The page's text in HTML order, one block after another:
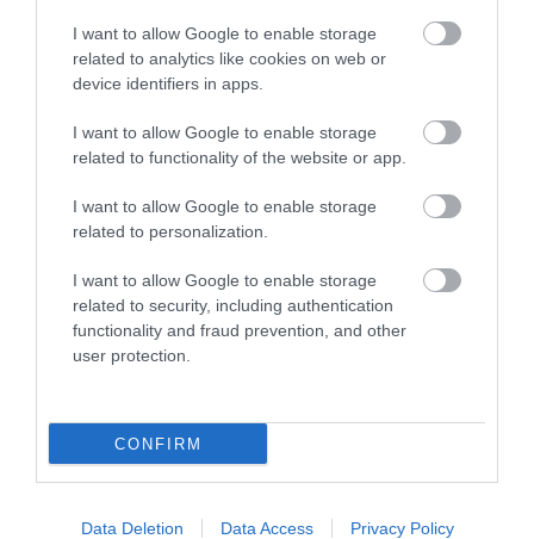
I want to allow Google to enable storage
related to analytics like cookies on web or
device identifiers in apps.
I want to allow Google to enable storage
related to functionality of the website or app.
I want to allow Google to enable storage
related to personalization.
I want to allow Google to enable storage
related to security, including authentication
functionality and fraud prevention, and other
user protection.
CONFIRM
Data Deletion Data Access Privacy Policy
HŐKUPOLA MAGYARORSZÁG
FELETT: MI EZ A LÁTHATATLAN
FEDŐ, ÉS MI TÖRTÉNIK
NEM CSAK A RITKASÁGOK
BAJBAN VANNAK: A
ELTŰNÉSE A NAGYOBB
VÉSZJEL
2026-08-03
NEVEZTEK MEG, ÉS A FÖLD
LAPULT EGY KARDFOGÚ